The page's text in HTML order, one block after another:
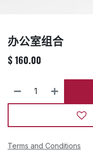
办公室组合
$ 160.00
Terms and Conditions